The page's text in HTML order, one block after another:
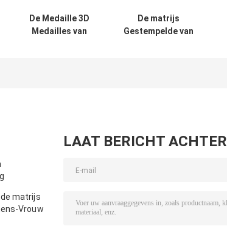
De Medaille 3D
Medailles van
De matrijs
Gestempelde van
matrijs
Vrouw
LAAT BERICHT ACHTER